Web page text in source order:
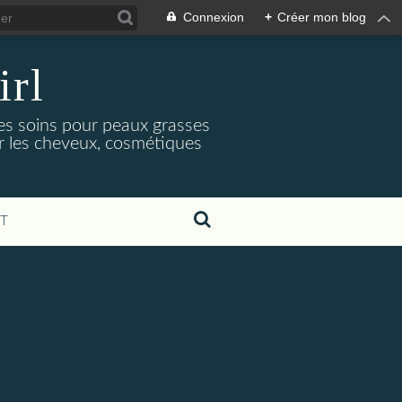
Connexion + Créer mon blog
soins pour peaux grasses
les cheveux, cosmétiques